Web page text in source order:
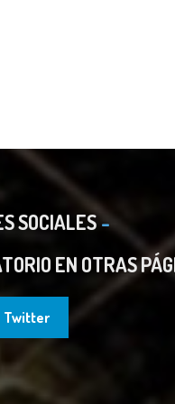
SOCIALES
EN OTRAS
Twitter